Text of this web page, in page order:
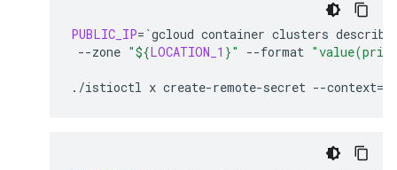
PUBLIC_IP= `gcloud container clusters describe
--zone "${LOCATION_1 }" --format
./istioctl x create-remote-secret --context=